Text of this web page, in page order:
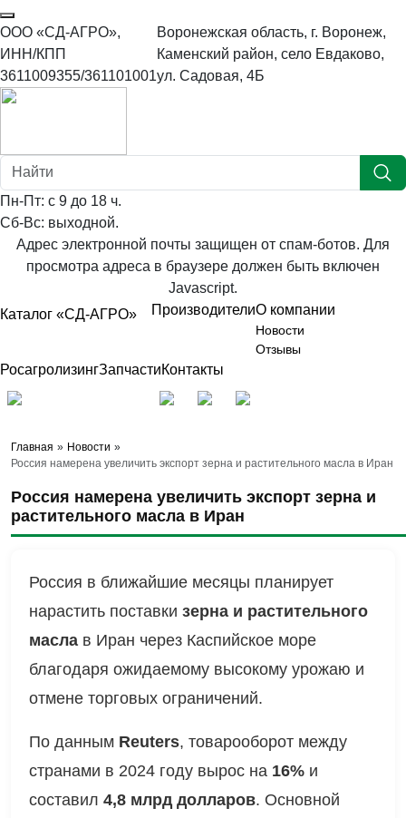
ООО «СД-АГРО»,
ИНН/КПП
3611009355/361101001
Воронежская область, г. Воронеж,
Каменский район, село Евдаково,
ул. Садовая, 4Б
Пн-Пт: с 9 до 18 ч.
Сб-Вс: выходной.
8-800-100-34-01
Адрес электронной почты защищен от спам-ботов. Для
просмотра адреса в браузере должен быть включен
Javascript.
О компании
Росагролизинг Контакты
Россия намерена увеличить экспорт зерна и растительного масла в Иран
Россия намерена увеличить экспорт зерна и
Россия в ближайшие месяцы планирует
нарастить поставки зерна и растительного
маслав Иран через Каспийское море
благодаря ожидаемому высокому урожаю и
По данным Reuters, товарооборот между
странами в 2024 году вырос на16%и